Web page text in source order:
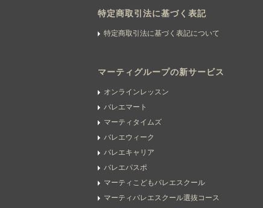
特定商取引法に基づく表記
特定商取引法に基づく表記について
マーティグループの新サービス
オンラインレッスン
バレエマート
マーティタイムズ
バレエウィーク
バレエキャリア
バレエパスポ
マーティこどもバレエスクール
マーティバレエスクール選抜コース